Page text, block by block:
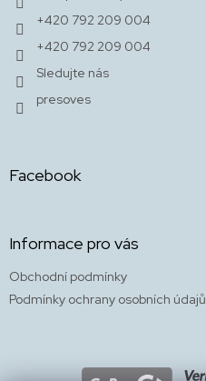
+420 792 209 004
+420 792 209 004
Sledujte nás
presoves
Facebook
Informace pro vás
Obchodní podmínky
Podmínky ochrany osobních údajů